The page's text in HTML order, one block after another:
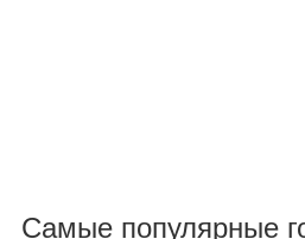
Самые популярные